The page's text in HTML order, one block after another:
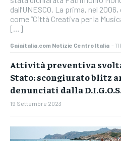
dall’UNESCO. La prima, nel
come “Città Creativa per la
[…]
Gaiaitalia.com Notizie Centro Italia -
Attività preventiva
Stato: scongiurato blitz
denunciati dalla
19 Settembre 2023